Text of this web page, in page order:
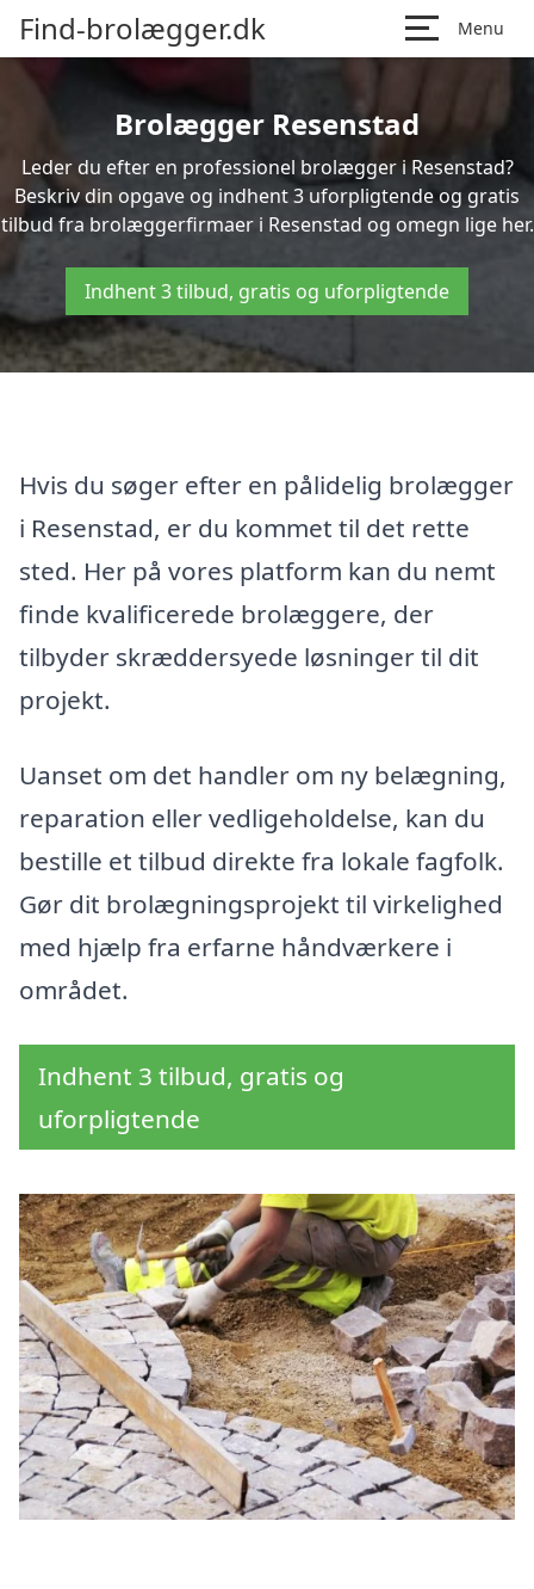
Find-brolægger.dk Menu
Brolægger Resenstad
Leder du efter en professionel brolægger i Resenstad?
Beskriv din opgave og indhent 3 uforpligtende og gratis
tilbud fra brolæggerfirmaer i Resenstad og omegn lige her.
Indhent 3 tilbud, gratis og uforpligtende
Hvis du søger efter en pålidelig brolægger
i Resenstad, er du kommet til det rette
sted. Her på vores platform kan du nemt
finde kvalificerede brolæggere, der
tilbyder skræddersyede løsninger til dit
projekt.
Uanset om det handler om ny belægning,
reparation eller vedligeholdelse, kan du
bestille et tilbud direkte fra lokale fagfolk.
Gør dit brolægningsprojekt til virkelighed
med hjælp fra erfarne håndværkere i
området.
Indhent 3 tilbud, gratis og
uforpligtende